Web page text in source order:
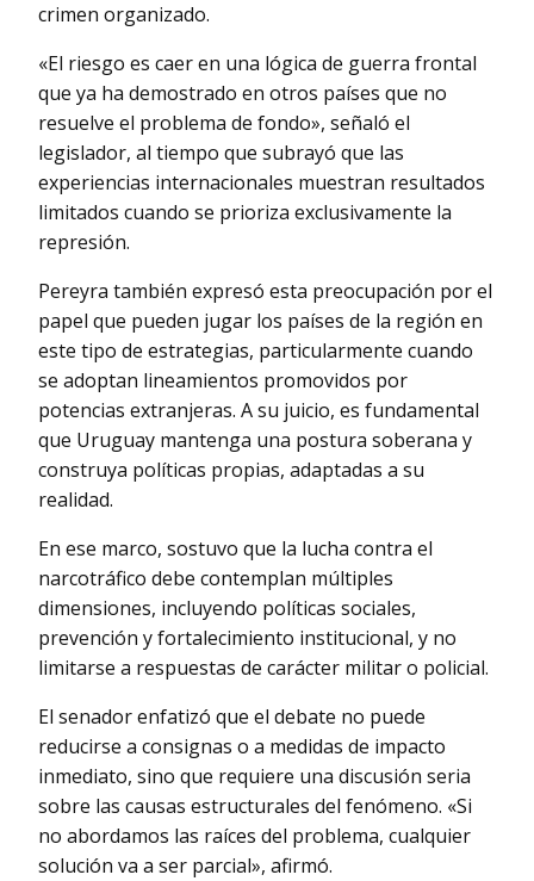
crimen organizado.
«El riesgo es caer en una lógica de guerra frontal
que ya ha demostrado en otros países que no
resuelve el problema de fondo», señaló el
legislador, al tiempo que subrayó que las
experiencias internacionales muestran resultados
limitados cuando se prioriza exclusivamente la
represión.
Pereyra también expresó esta preocupación por el
papel que pueden jugar los países de la región en
este tipo de estrategias, particularmente cuando
se adoptan lineamientos promovidos por
potencias extranjeras. A su juicio, es fundamental
que Uruguay mantenga una postura soberana y
construya políticas propias, adaptadas a su
realidad.
En ese marco, sostuvo que la lucha contra el
narcotráfico debe contemplan múltiples
dimensiones, incluyendo políticas sociales,
prevención y fortalecimiento institucional, y no
limitarse a respuestas de carácter militar o policial.
El senador enfatizó que el debate no puede
reducirse a consignas o a medidas de impacto
inmediato, sino que requiere una discusión seria
sobre las causas estructurales del fenómeno. «Si
no abordamos las raíces del problema, cualquier
solución va a ser parcial», afirmó.